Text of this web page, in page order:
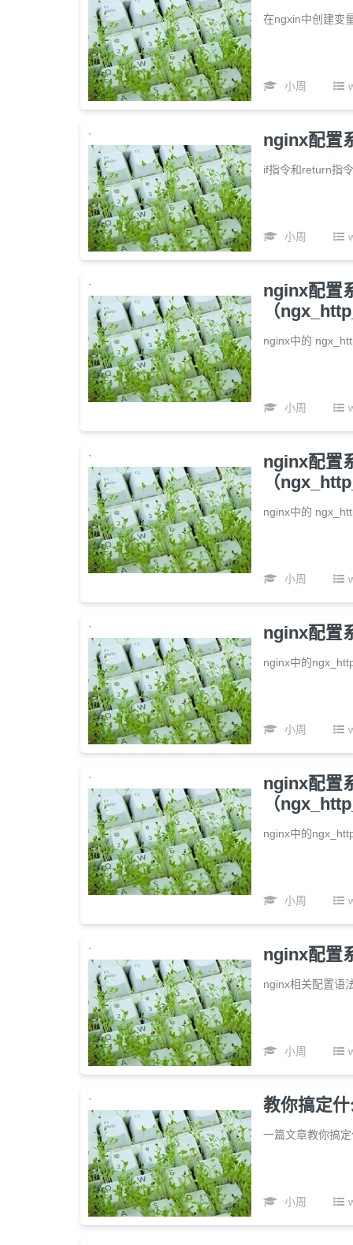
在ngxin中创建变
小周
` nginx配置
if指令和return指
小周
`
nginx配置
（
nginx中的
小周
`
nginx配置
（
nginx中的
小周
` nginx配置
nginx中的
小周
`
nginx配置
（
nginx中的
小周
` nginx配置
nginx相关配置语
小周
` 教你搞定
一篇文章教你搞
小周